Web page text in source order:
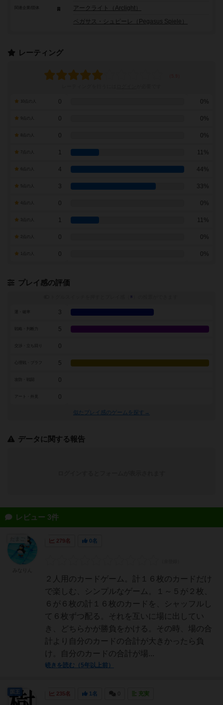
アークライト（Arclight）
ペガサス・シュピーレ（Pegasus Spiele）
レーティング
0 0%
0 0%
0 0%
7点の人 1 11%
4 44%
3 33%
0 0%
1 11%
0 0%
0 0%
プレイ感の評価
※
3
戦略・判断力 5
0
5
0
アート・外見 0
似たプレイ感のゲームを探す→
データに関する報告
レビュー 3件
279名 0名
２人用のカードゲーム。計１６枚のカードだけ
で楽しむ、シンプルなゲーム。１～５が２枚、
６が６枚の計１６枚のカードを、シャッフルし
て６枚ずつ配る。それを互いに場に出してい
き、どちらかが勝負をかける。その時、場の合
計より自分のカードの合計が大きかったら負
け。自分のカードの合計が場...
続きを読む（5年以上前）
235名 1名 充実
国王